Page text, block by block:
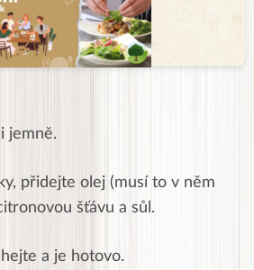
jemně.
přidejte olej (musí to v něm
šťávu a sůl.
a je hotovo.